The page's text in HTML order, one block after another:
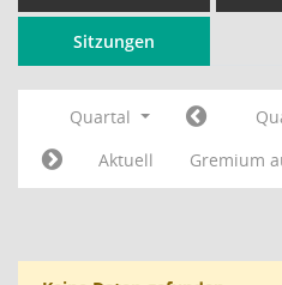
Sitzungen
Quartal
Aktuell
Gremium